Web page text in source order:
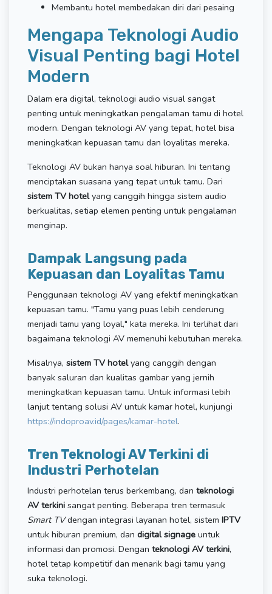
Membantu hotel membedakan diri dari pesaing
Mengapa Teknologi Audio
Visual Penting bagi Hotel
Modern
Dalam era digital, teknologi audio visual sangat
penting untuk meningkatkan pengalaman tamu di hotel
modern. Dengan teknologi AV yang tepat, hotel bisa
meningkatkan kepuasan tamu dan loyalitas mereka.
Teknologi AV bukan hanya soal hiburan. Ini tentang
menciptakan suasana yang tepat untuk tamu. Dari
sistem TV hotelyang canggih hingga sistem audio
berkualitas, setiap elemen penting untuk pengalaman
menginap.
Dampak Langsung pada
Kepuasan dan Loyalitas Tamu
Penggunaan teknologi AV yang efektif meningkatkan
kepuasan tamu. "Tamu yang puas lebih cenderung
menjadi tamu yang loyal," kata mereka. Ini terlihat dari
bagaimana teknologi AV memenuhi kebutuhan mereka.
Misalnya, sistem TV hotelyang canggih dengan
banyak saluran dan kualitas gambar yang jernih
meningkatkan kepuasan tamu. Untuk informasi lebih
lanjut tentang solusi AV untuk kamar hotel, kunjungi
https://indoproav.id/pages/kamar-hotel.
Tren Teknologi AV Terkini di
Industri Perhotelan
Industri perhotelan terus berkembang, dan teknologi
AV terkini sangat penting. Beberapa tren termasuk
Smart TVdengan integrasi layanan hotel, sistem IPTV
untuk hiburan premium, dan digital signage untuk
informasi dan promosi. Dengan teknologi AV terkini,
hotel tetap kompetitif dan menarik bagi tamu yang
suka teknologi.